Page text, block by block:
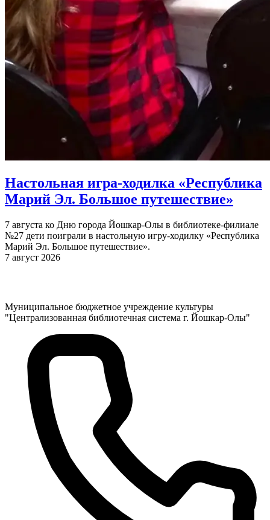
Настольная игра-ходилка «Республика
Марий Эл. Большое путешествие»
7 августа ко Дню города Йошкар-Олы в библиотеке-филиале
№27 дети поиграли в настольную игру-ходилку «Республика
Марий Эл. Большое путешествие».
7 август 2026
Муниципальное бюджетное учреждение культуры
"Централизованная библиотечная система г. Йошкар-Олы"